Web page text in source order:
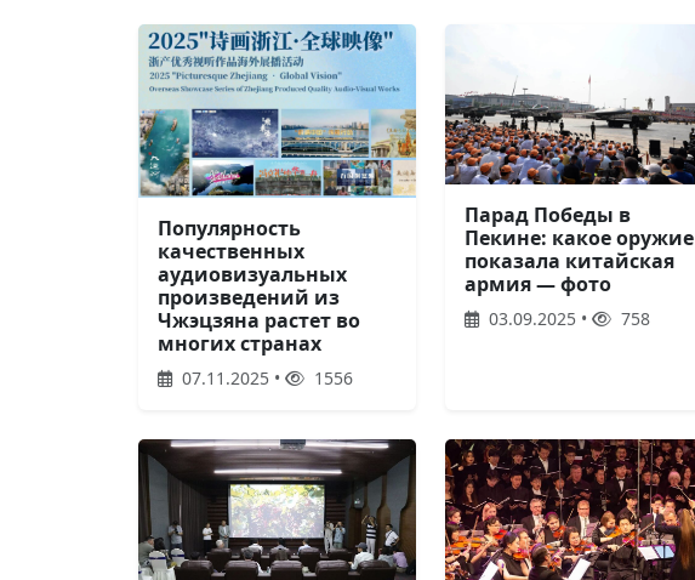
Популярность
качественных
аудиовизуальных
произведений из
Чжэцзяна растет во
многих странах
07.11.2025 • 1556
Парад Победы в
Пекине: какое оружие
показала китайская
армия — фото
03.09.2025 • 758